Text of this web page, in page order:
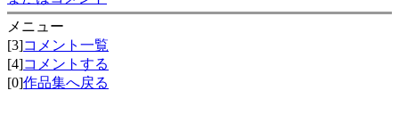
メニュー
[3]コメント一覧
[4]コメントする
[0]作品集へ戻る